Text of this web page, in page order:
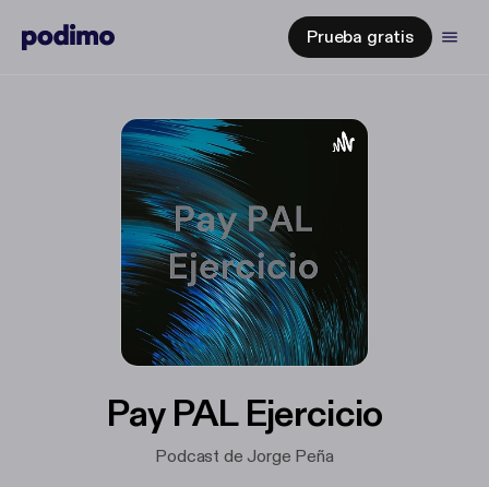
Prueba gratis
Pay PAL Ejercicio
Podcast de Jorge Peña